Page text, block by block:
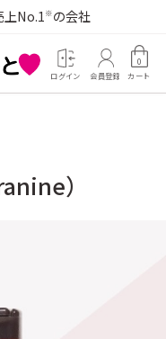
上No.1 ※の会社
ログイン 会員登録 カート
0
）